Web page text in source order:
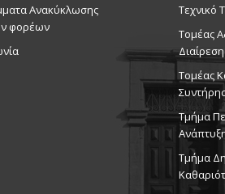
Αρχοντοχωριάτης του
Εκδηλώσεις στο Δημοτικό
Δημοτικό Θέατρο Στροβόλου
Το Furry Book Club τον
παιδιά στο Πολιτιστικό
Στροβόλου! 13/3/26, 17:30-
Εκδηλώσεις Δήμου
Ανακύκλωσης
φορέων
Τεχνικό
Τομέας
Τομέας
Τμήμα
Tμήμα